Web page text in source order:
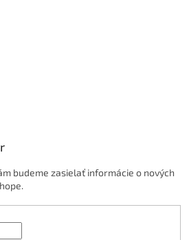
budeme zasielať informácie o nových